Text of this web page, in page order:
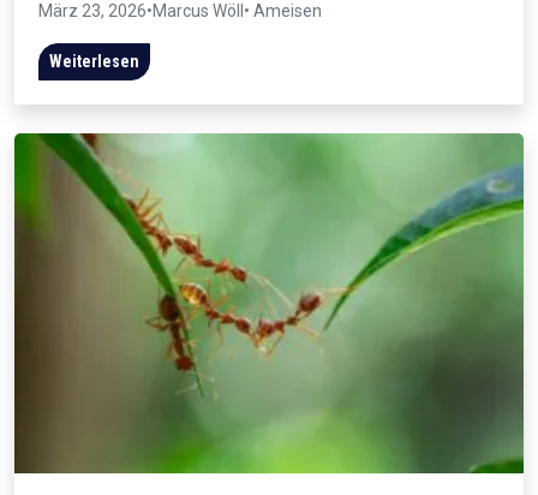
März 23, 2026•Marcus Wöll • Ameisen
Weiterlesen